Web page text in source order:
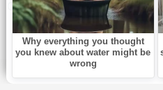
Обратная связь